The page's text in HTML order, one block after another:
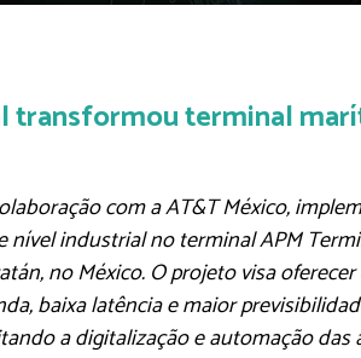
transformou terminal
com a AT&T México,
nível industrial no terminal APM
no México. O projeto visa
baixa latência e maior
a digitalização e automação das